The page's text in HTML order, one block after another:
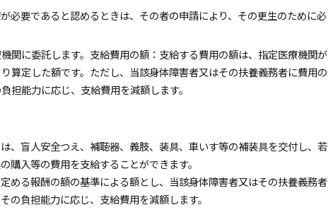
必要であると認めるときは、その者の申請により、その更生のために必
関に委託します。支給費用の額：支給する費用の額は、指定医療機関が
算定した額です。ただし、当該身体障害者又はその扶養義務者に費用の
担能力に応じ、支給費用を減額します。
、盲人安全つえ、補聴器、義肢、装具、車いす等の補装具を交付し、若
購入等の費用を支給することができます。
める報酬の額の基準による額とし、当該身体障害者又はその扶養義務者
の負担能力に応じ、支給費用を減額します。